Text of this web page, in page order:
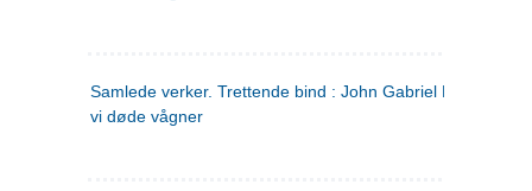
Samlede verker. Trettende bind : John Gabriel Borkman ;
vi døde vågner